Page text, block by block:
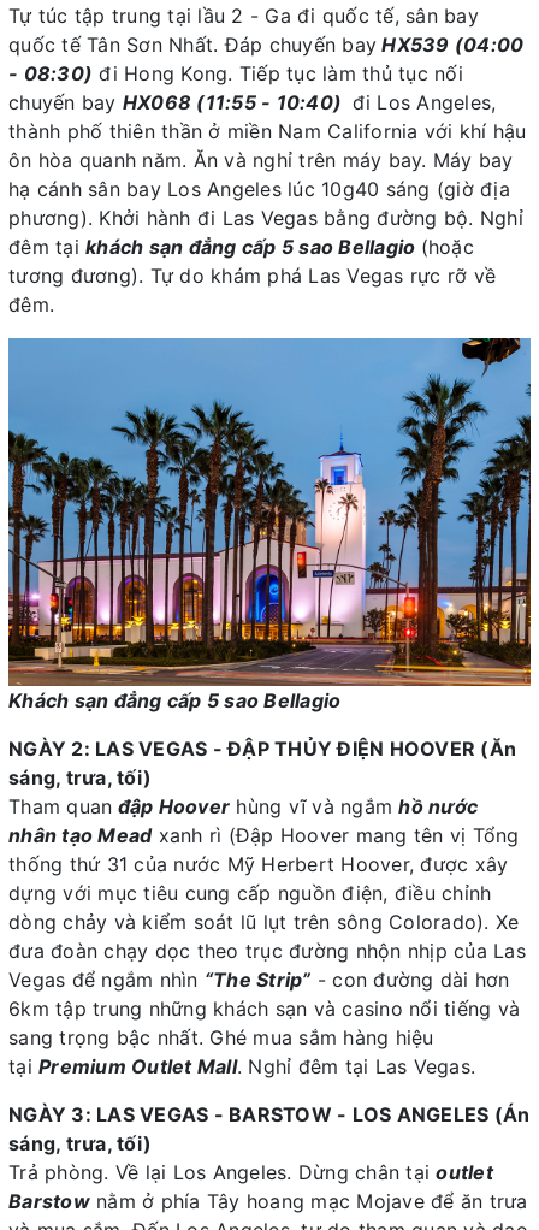
Tự túc tập trung tại lầu 2 - Ga đi quốc tế, sân bay
quốc tế Tân Sơn Nhất. Đáp chuyến bay HX539 (04:00
- 08:30) đi Hong Kong. Tiếp tục làm thủ tục nối
chuyến bay HX068 (11:55 - 10:40) đi Los Angeles,
thành phố thiên thần ở miền Nam California với khí hậu
ôn hòa quanh năm. Ăn và nghỉ trên máy bay. Máy bay
hạ cánh sân bay Los Angeles lúc 10g40 sáng (giờ địa
phương). Khởi hành đi Las Vegas bằng đường bộ. Nghỉ
đêm tại khách sạn đẳng cấp 5 sao Bellagio (hoặc
tương đương). Tự do khám phá Las Vegas rực rỡ về
đêm.
Khách sạn đẳng cấp 5 sao Bellagio
NGÀY 2: LAS VEGAS - ĐẬP THỦY ĐIỆN HOOVER (Ăn
sáng, trưa, tối)
Tham quan đập Hoover hùng vĩ và ngắmhồ nước
nhân tạo Meadxanh rì (Đập Hoover mang tên vị Tổng
thống thứ 31 của nước Mỹ Herbert Hoover, được xây
dựng với mục tiêu cung cấp nguồn điện, điều chỉnh
dòng chảy và kiểm soát lũ lụt trên sông Colorado). Xe
đưa đoàn chạy dọc theo trục đường nhộn nhịp của Las
Vegas để ngắm nhìn “The Strip” - con đường dài hơn
6km tập trung những khách sạn và casino nổi tiếng và
sang trọng bậc nhất. Ghé mua sắm hàng hiệu
tại Premium Outlet Mall. Nghỉ đêm tại Las Vegas.
NGÀY 3: LAS VEGAS - BARSTOW - LOS ANGELES (Án
sáng, trưa, tối)
Trả phòng. Về lại Los Angeles. Dừng chân tạioutlet
Barstownằm ở phía Tây hoang mạc Mojave để ăn trưa